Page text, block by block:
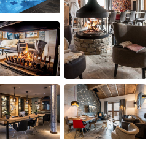
photo_camera
Все фотографии
(31)